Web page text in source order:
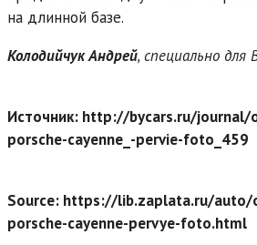
на длинной базе.
Колодийчук Андрей, специально для
Источник: http://bycars.ru/journal/
porsche-cayenne_-pervie-foto_459
Source: https://lib.zaplata.ru/auto/
porsche-cayenne-pervye-foto.html